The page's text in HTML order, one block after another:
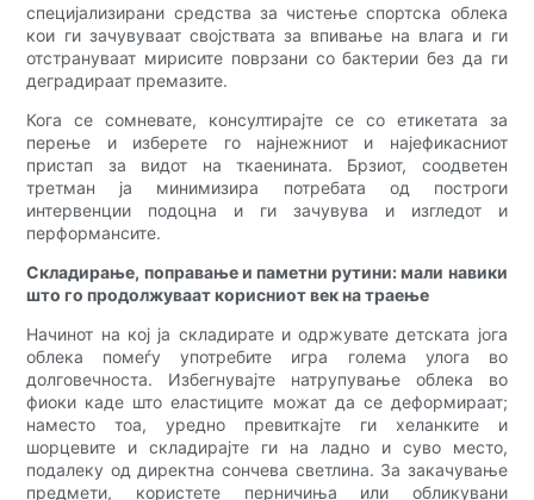
специјализирани средства за чистење спортска облека
кои ги зачувуваат својствата за впивање на влага и ги
отстрануваат мирисите поврзани со бактерии без да ги
деградираат премазите.
Кога се сомневате, консултирајте се со етикетата за
перење и изберете го најнежниот и најефикасниот
пристап за видот на ткаенината. Брзиот, соодветен
третман ја минимизира потребата од построги
интервенции подоцна и ги зачувува и изгледот и
перформансите.
Складирање, поправање и паметни рутини: мали навики
што го продолжуваат корисниот век на траење
Начинот на кој ја складирате и одржувате детската јога
облека помеѓу употребите игра голема улога во
долговечноста. Избегнувајте натрупување облека во
фиоки каде што еластиците можат да се деформираат;
наместо тоа, уредно превиткајте ги хеланките и
шорцевите и складирајте ги на ладно и суво место,
подалеку од директна сончева светлина. За закачување
предмети, користете перничиња или обликувани